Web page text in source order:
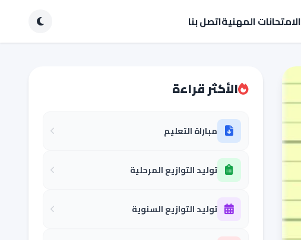
الامتحانات المهنيةاتصل بنا
الأكثر قراءة
مباراة التعليم
توليد التوازيع المرحلية
توليد التوازيع السنوية